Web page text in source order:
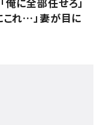
これ…」妻が目に